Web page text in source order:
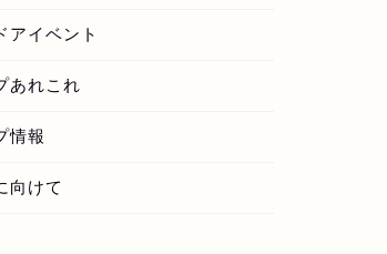
アイベント
あれこれ
情報
向けて